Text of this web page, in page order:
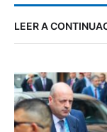
LEER A